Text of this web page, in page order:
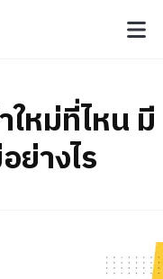
หม่ที่ไหน มี
ย่างไร